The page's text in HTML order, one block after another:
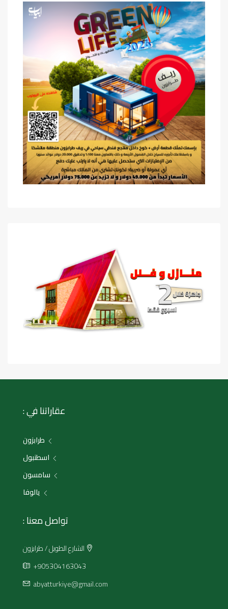
عقاراتنا في :
طرابزون
اسطنبول
سامسون
يالوفا
تواصل معنا :
الشارع الطويل / طرابزون
+905304163043
abyatturkiye@gmail.com